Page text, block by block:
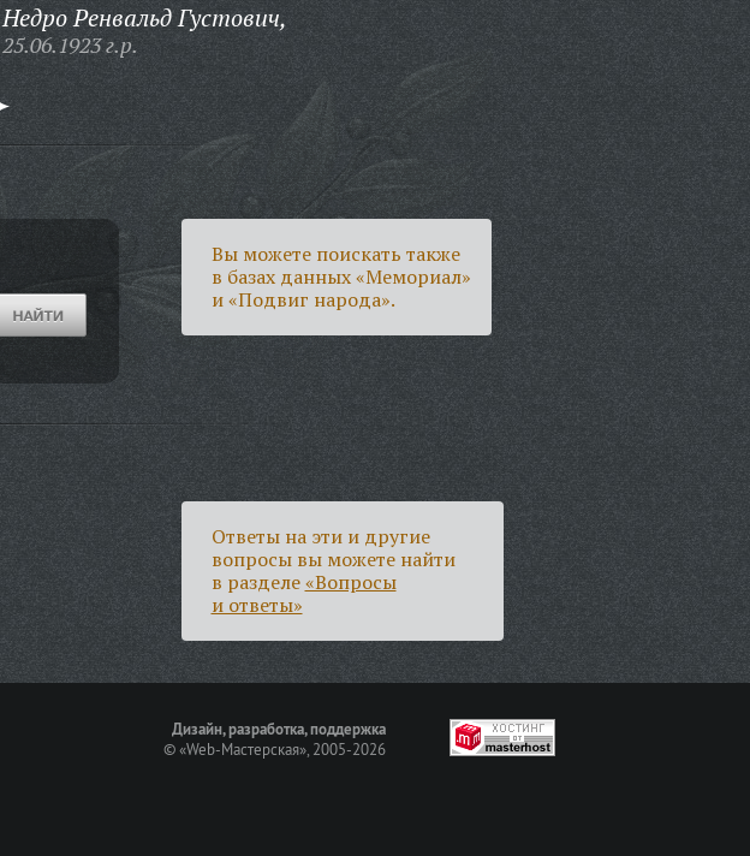
Недро Ренвальд Густович,
25.06.1923 г.р.
Вы можете поискать также
в базах данных «Мемориал»
и «Подвиг народа».
Ответы на эти и другие
вопросы вы можете найти
в разделе«Вопросы
и ответы»
Дизайн, разработка, поддержка
©«Web-Мастерская» , 2005-2026